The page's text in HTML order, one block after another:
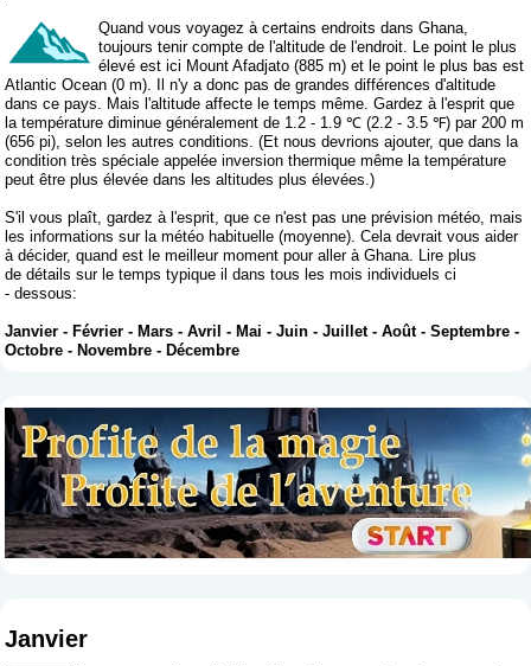
Quand vous voyagez à certains endroits dans Ghana,
toujours tenir compte de l'altitude de l'endroit. Le point le plus
élevé est ici Mount Afadjato (885 m) et le point le plus bas est
Atlantic Ocean (0 m). Il n'y a donc pas de grandes différences d'altitude
dans ce pays. Mais l'altitude affecte le temps même. Gardez à l'esprit que
la température diminue généralement de 1.2 - 1.9 ℃ (2.2 - 3.5 ℉) par 200 m
(656 pi), selon les autres conditions. (Et nous devrions ajouter, que dans la
condition très spéciale appelée inversion thermique même la température
peut être plus élevée dans les altitudes plus élevées.)
S'il vous plaît, gardez à l'esprit, que ce n'est pas une prévision météo, mais
les informations sur la météo habituelle (moyenne). Cela devrait vous aider
à décider, quand est le meilleur moment pour aller à Ghana. Lire plus
de détails sur le temps typique il dans tous les mois individuels ci
- dessous:
Janvier -Février -Mars -Avril -Mai -Juin -Juillet-Août-Septembre -
Octobre -Novembre -Décembre
Janvier